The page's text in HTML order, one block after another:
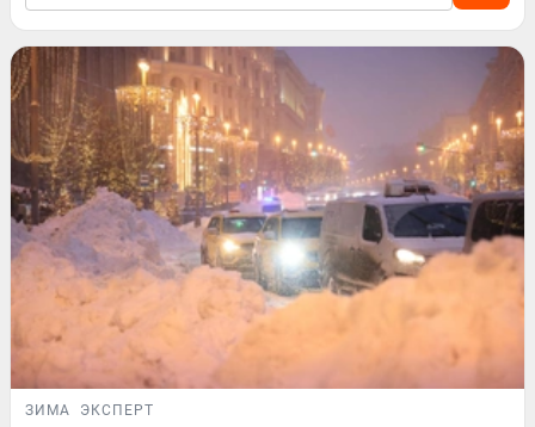
ЗИМА ЭКСПЕРТ